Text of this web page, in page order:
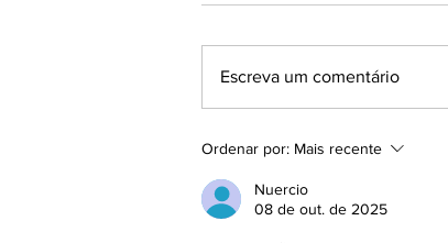
Gramadense anuncia
quatro reforços para a
disputa da Série A2
Escreva um comentário
Ordenar por: Mais recente
Nuercio
08 de out. de 2025